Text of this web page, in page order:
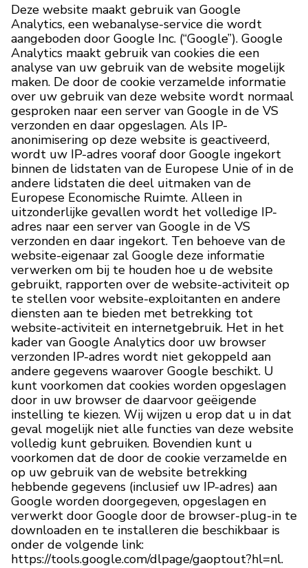
Deze website maakt gebruik van Google
Analytics, een webanalyse-service die wordt
aangeboden door Google Inc. (“Google”). Google
Analytics maakt gebruik van cookies die een
analyse van uw gebruik van de website mogelijk
maken. De door de cookie verzamelde informatie
over uw gebruik van deze website wordt normaal
gesproken naar een server van Google in de VS
verzonden en daar opgeslagen. Als IP-
anonimisering op deze website is geactiveerd,
wordt uw IP-adres vooraf door Google ingekort
binnen de lidstaten van de Europese Unie of in de
andere lidstaten die deel uitmaken van de
Europese Economische Ruimte. Alleen in
uitzonderlijke gevallen wordt het volledige IP-
adres naar een server van Google in de VS
verzonden en daar ingekort. Ten behoeve van de
website-eigenaar zal Google deze informatie
verwerken om bij te houden hoe u de website
gebruikt, rapporten over de website-activiteit op
te stellen voor website-exploitanten en andere
diensten aan te bieden met betrekking tot
website-activiteit en internetgebruik. Het in het
kader van Google Analytics door uw browser
verzonden IP-adres wordt niet gekoppeld aan
andere gegevens waarover Google beschikt. U
kunt voorkomen dat cookies worden opgeslagen
door in uw browser de daarvoor geëigende
instelling te kiezen. Wij wijzen u erop dat u in dat
geval mogelijk niet alle functies van deze website
volledig kunt gebruiken. Bovendien kunt u
voorkomen dat de door de cookie verzamelde en
op uw gebruik van de website betrekking
hebbende gegevens (inclusief uw IP-adres) aan
Google worden doorgegeven, opgeslagen en
verwerkt door Google door de browser-plug-in te
downloaden en te installeren die beschikbaar is
onder de volgende link:
https://tools.google.com/dlpage/gaoptout?hl=nl.